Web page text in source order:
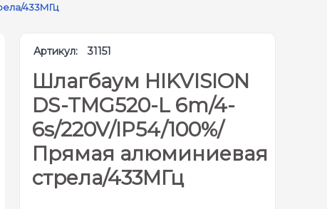
433МГц
Артикул: 31151
Шлагбаум HIKVISION
DS-TMG520-L 6m/4-
6s/220V/IP54/100%/
Прямая алюминиевая
стрела/433МГц